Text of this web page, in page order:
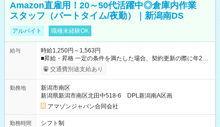
Amazon直雇用！20～50代活躍中◎倉庫内作業
スタッフ（パートタイム/夜勤）｜新潟南DS
アルバイト 職種未経験OK
給与
時給1,250円～1,563円
■昇給・昇格 一定の条件を満たした場合、契約更新の際に年2回
まで昇給の機会があります。 ■正社員登用制度あり ※月末締/翌
月25日支払い ※時間外手当、別途支給 ※深夜割増賃金 (22:00～
☆Amazon直雇用で安定して働けます！ 【試用期間】試用期間
あり 試用期間の長さ：1週間 雇用形態、給与は本採用時と同じ
です。
交通費別途支給あり
勤務地
新潟市南区
新潟県新潟市南区北田中518-6 DPL新潟南A区画
アマゾンジャパン合同会社
勤務時間
シフト制